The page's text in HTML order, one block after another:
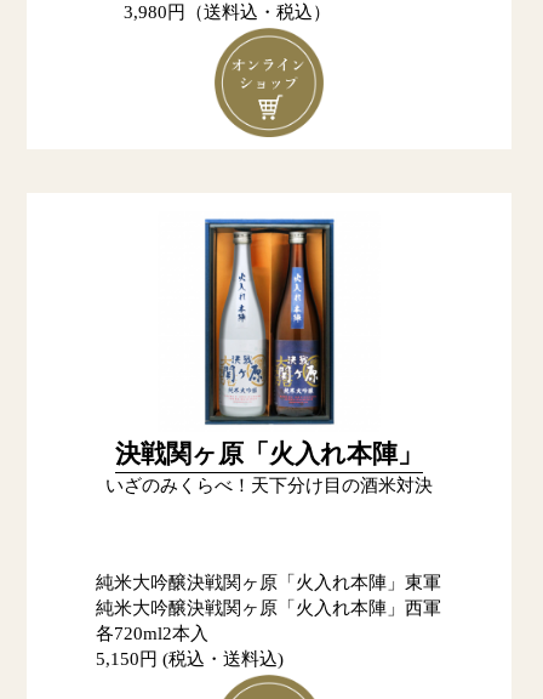
3,980円（送料込・税込）
決戦関ヶ原「火入れ本陣」
いざのみくらべ！天下分け目の酒米対決
純米大吟醸決戦関ヶ原「火入れ本陣」東軍
純米大吟醸決戦関ヶ原「火入れ本陣」西軍
各720ml2本入
5,150円 (税込・送料込)